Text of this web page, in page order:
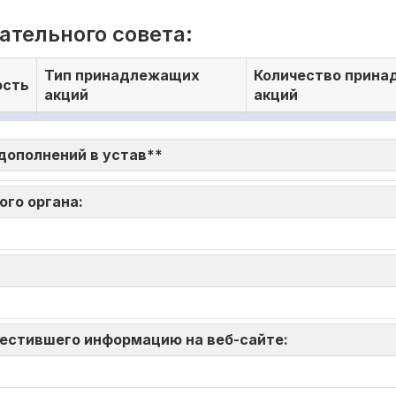
совета:
Тип принадлежащих
акций
Количество
акций
в устав**
органа:
информацию на веб-сайте: